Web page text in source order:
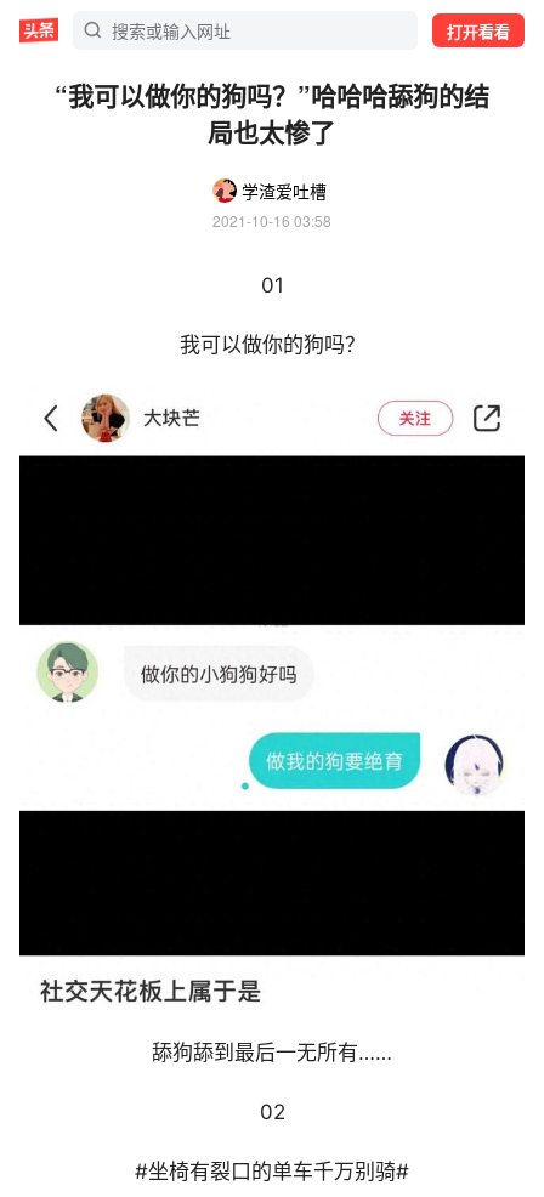
打开看看
“​我可以做你的狗吗？”哈哈哈舔狗的结
局也太惨了
学渣爱吐槽
2021-10-16 03:58
01
我可以做你的狗吗？
舔狗舔到最后一无所有……
02
#坐椅有裂口的单车千万别骑#